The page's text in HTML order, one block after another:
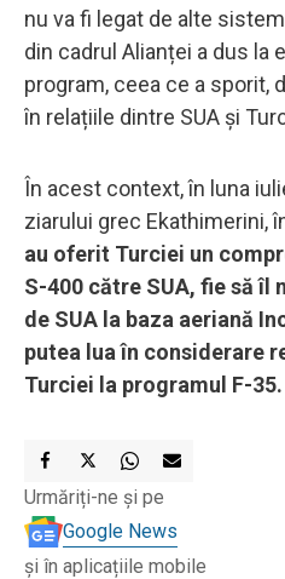
nu va fi legat de alte
din cadrul Alianței a dus la
program, ceea ce a sporit,
în relațiile dintre SUA și
În acest context, în luna
ziarului grec Ekathimerini,
au oferit Turciei un
S-400 către SUA, fie să
de SUA la baza aeriană
putea lua în considerare
Turciei la programul F-35.
Urmăriți-ne și pe
Google News
și în aplicațiile mobile